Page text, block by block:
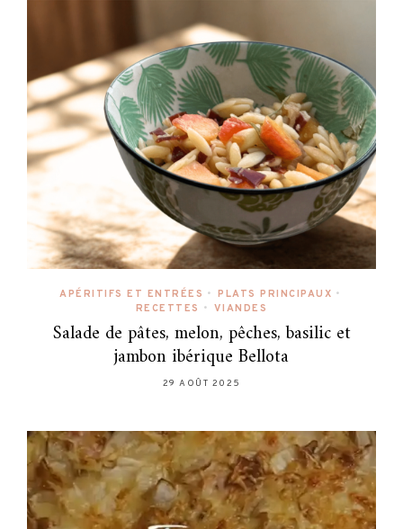
APÉRITIFS ET ENTRÉES • PLATS PRINCIPAUX •
RECETTES • VIANDES
Salade de pâtes, melon, pêches, basilic et
jambon ibérique Bellota
29 AOÛT 2025